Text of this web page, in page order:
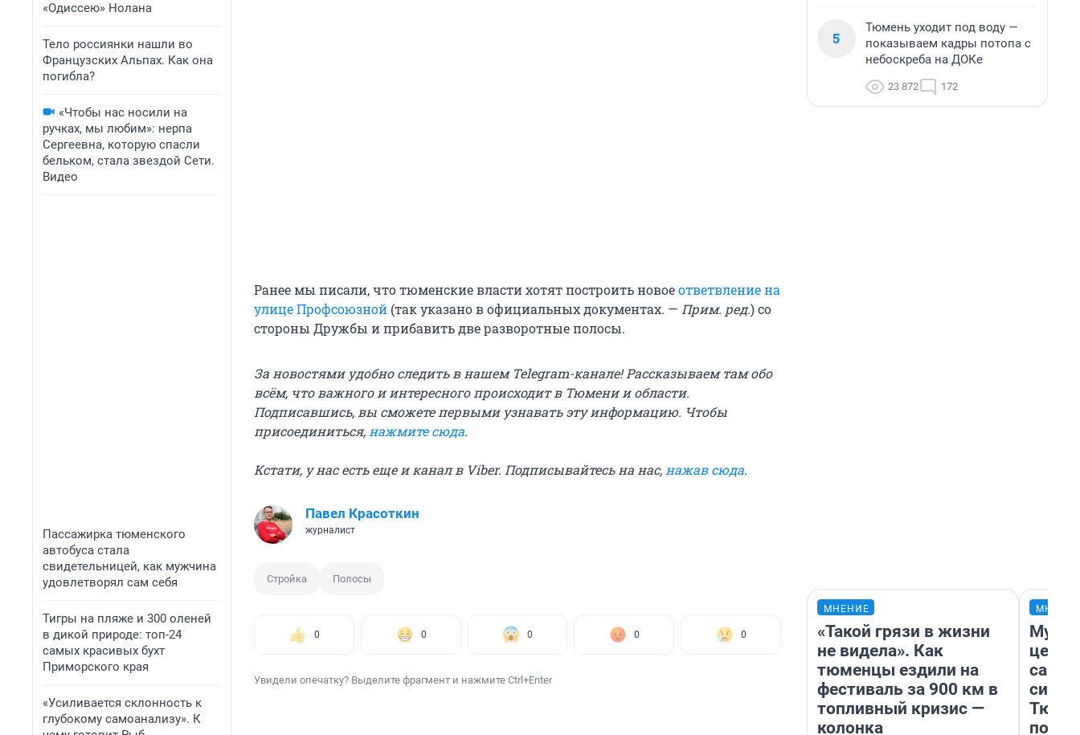
«Одиссею» Нолана
Тело россиянки нашли во
Французских Альпах. Как она
погибла?
«Чтобы нас носили на
ручках, мы любим»: нерпа
Сергеевна, которую спасли
бельком, стала звездой Сети.
Видео
Пассажирка тюменского
автобуса стала
свидетельницей, как мужчина
удовлетворял сам себя
Тигры на пляже и 300 оленей
в дикой природе: топ-24
самых красивых бухт
Приморского края
«Усиливается склонность к
глубокому самоанализу». К
Ранее мы писали, что тюменские власти хотят построить новоеответвление на
улице Профсоюзной (так указано в официальных документах. — Прим. ред.) со
стороны Дружбы и прибавить две разворотные полосы.
За новостями удобно следить в нашем Telegram-канале! Рассказываем там обо
всём, что важного и интересного происходит в Тюмени и области.
Подписавшись, вы сможете первыми узнавать эту информацию. Чтобы
присоединиться, нажмите сюда.
Кстати, у нас есть еще и канал в Viber. Подписывайтесь на нас, нажав сюда.
Павел Красоткин
журналист
Стройка Полосы
0 0 0 0 0
Увидели опечатку? Выделите фрагмент и нажмите Ctrl+Enter
5
Тюмень уходит под воду —
показываем кадры потопа с
небоскреба на ДОКе
23 872 172
МНЕНИЕ
«Такой грязи в жизни
не видела». Как
тюменцы ездили на
фестиваль за 900 км в
топливный кризис —
колонка